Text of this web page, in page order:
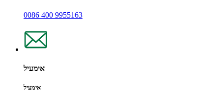
0086 400 9955163
אימעיל
אימעיל